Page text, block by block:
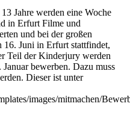
Jahre werden eine Woche
in Erfurt Filme und
und bei der großen
16. Juni in Erfurt stattfindet,
Teil der Kinderjury werden
bewerben. Dazu muss
Dieser ist unter
images/mitmachen/